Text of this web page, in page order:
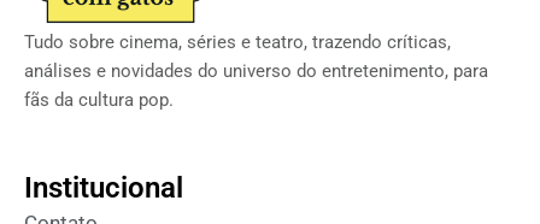
Tudo sobre cinema, séries e teatro, trazendo críticas,
análises e novidades do universo do entretenimento, para
fãs da cultura pop.
Institucional